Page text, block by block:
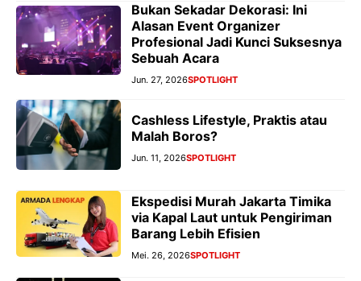
Bukan Sekadar Dekorasi: Ini
Alasan Event Organizer
Profesional Jadi Kunci Suksesnya
Sebuah Acara
Jun. 27, 2026SPOTLIGHT
Cashless Lifestyle, Praktis atau
Malah Boros?
Jun. 11, 2026SPOTLIGHT
Ekspedisi Murah Jakarta Timika
via Kapal Laut untuk Pengiriman
Barang Lebih Efisien
Mei. 26, 2026SPOTLIGHT